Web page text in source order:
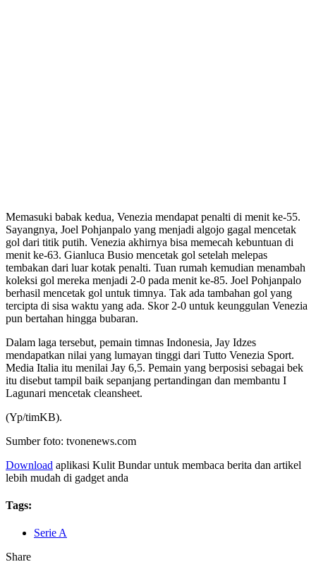
Memasuki babak kedua, Venezia mendapat penalti di menit ke-55.
Sayangnya, Joel Pohjanpalo yang menjadi algojo gagal mencetak
gol dari titik putih. Venezia akhirnya bisa memecah kebuntuan di
menit ke-63. Gianluca Busio mencetak gol setelah melepas
tembakan dari luar kotak penalti. Tuan rumah kemudian menambah
koleksi gol mereka menjadi 2-0 pada menit ke-85. Joel Pohjanpalo
berhasil mencetak gol untuk timnya. Tak ada tambahan gol yang
tercipta di sisa waktu yang ada. Skor 2-0 untuk keunggulan Venezia
pun bertahan hingga bubaran.
Dalam laga tersebut, pemain timnas Indonesia, Jay Idzes
mendapatkan nilai yang lumayan tinggi dari Tutto Venezia Sport.
Media Italia itu menilai Jay 6,5. Pemain yang berposisi sebagai bek
itu disebut tampil baik sepanjang pertandingan dan membantu I
Lagunari mencetak cleansheet.
(Yp/timKB).
Sumber foto: tvonenews.com
Download aplikasi Kulit Bundar untuk membaca berita dan artikel
lebih mudah di gadget anda
Tags:
Serie A
Share